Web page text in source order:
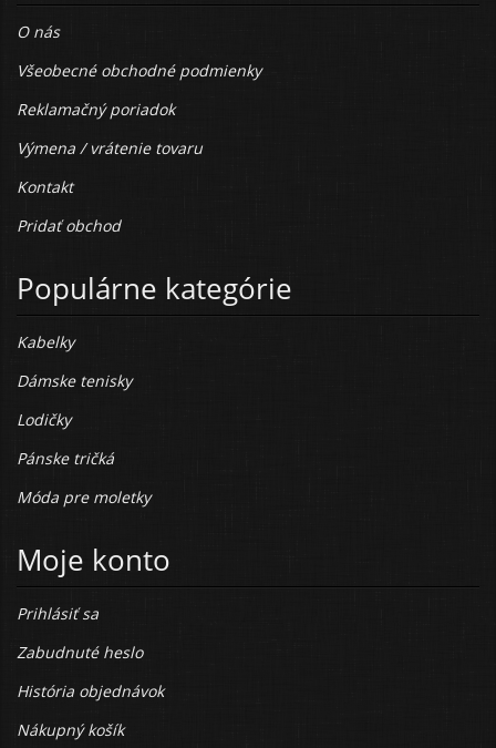
O nás
Všeobecné obchodné podmienky
Reklamačný poriadok
Výmena / vrátenie tovaru
Kontakt
Pridať obchod
Populárne kategórie
Kabelky
Dámske tenisky
Lodičky
Pánske tričká
Móda pre moletky
Moje konto
Prihlásiť sa
Zabudnuté heslo
História objednávok
Nákupný košík